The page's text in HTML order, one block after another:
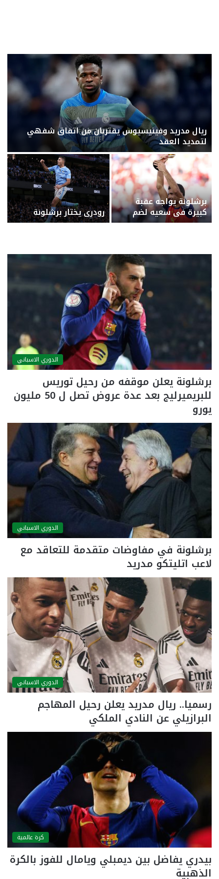
ريال مدريد وفينيسيوس يقتربان من اتفاق شفهي
لتمديد العقد
برشلونة يواجه عقبة
كبيرة في سعيه لضم
رودري
رودري يختار برشلونة
الدوري الاسباني
برشلونة يعلن موقفه من رحيل توريس
للبريميرليج بعد عدة عروض تصل ل 50 مليون
يورو
الدوري الاسباني
برشلونة في مفاوضات متقدمة للتعاقد مع
لاعب اتليتكو مدريد
الدوري الاسباني
رسميا.. ريال مدريد يعلن رحيل المهاجم
البرازيلي عن النادي الملكي
كرة عالمية
بيدري يفاضل بين ديمبلي ويامال للفوز بالكرة
الذهبية